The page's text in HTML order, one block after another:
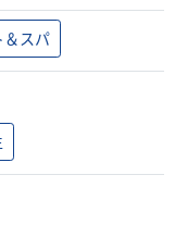
＆スパ